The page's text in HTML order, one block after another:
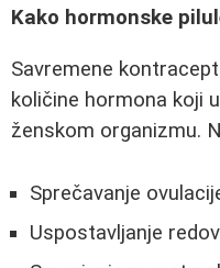
Kako hormonske
Savremene
količine hormona koji
ženskom organizmu.
Sprečavanje
Uspostavljanje